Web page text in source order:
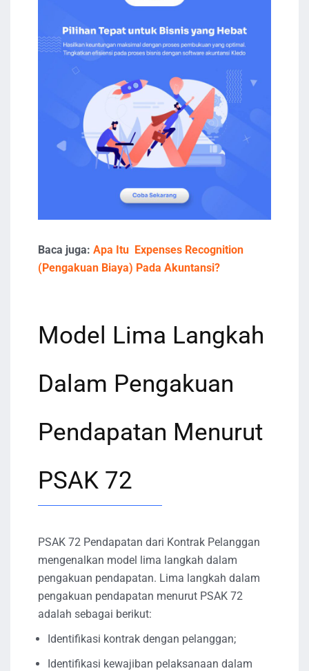
Baca juga: Apa Itu Expenses Recognition
(Pengakuan Biaya) Pada Akuntansi?
Model Lima Langkah
Dalam Pengakuan
Pendapatan Menurut
PSAK 72
PSAK 72 Pendapatan dari Kontrak Pelanggan
mengenalkan model lima langkah dalam
pengakuan pendapatan. Lima langkah dalam
pengakuan pendapatan menurut PSAK 72
adalah sebagai berikut:
Identifikasi kontrak dengan pelanggan;
Identifikasi kewajiban pelaksanaan dalam